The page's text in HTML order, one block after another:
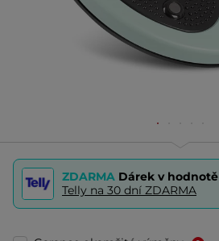
ZDARMA Dárek v hodnotě
Telly na 30 dní ZDARMA